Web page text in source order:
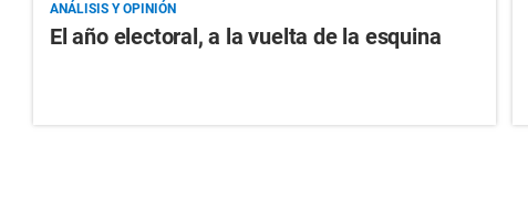
ANÁLISIS Y OPINIÓN
El año electoral, a la vuelta de la esquina